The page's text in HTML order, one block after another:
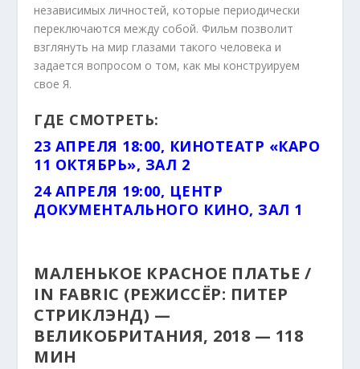
независимых личностей, которые периодически
переключаются между собой. Фильм позволит
взглянуть на мир глазами такого человека и
задается вопросом о том, как мы конструируем
свое Я.
ГДЕ СМОТРЕТЬ:
23 АПРЕЛЯ 18:00, КИНОТЕАТР «КАРО
11 ОКТЯБРЬ», ЗАЛ 2
24 АПРЕЛЯ 19:00, ЦЕНТР
ДОКУМЕНТАЛЬНОГО КИНО, ЗАЛ 1
МАЛЕНЬКОЕ КРАСНОЕ ПЛАТЬЕ /
IN FABRIC (РЕЖИССЁР: ПИТЕР
СТРИКЛЭНД) —
ВЕЛИКОБРИТАНИЯ, 2018 — 118
МИН